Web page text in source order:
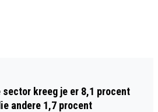
sector kreeg je er 8,1 procent
andere 1,7 procent